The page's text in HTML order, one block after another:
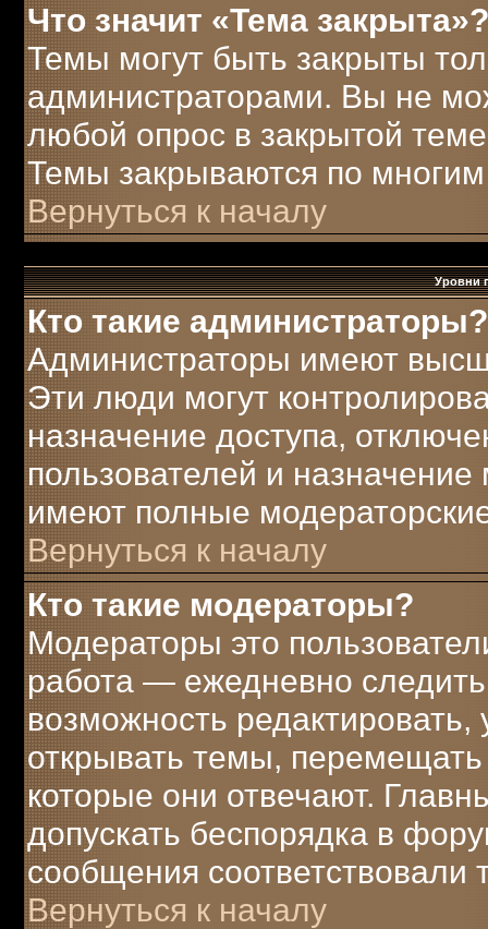
Что значит «Тема закрыта»?
Темы могут быть закрыты
администраторами. Вы не
любой опрос в закрытой
Темы закрываются по
Вернуться к началу
Уровни
Кто такие администраторы?
Администраторы имеют
Эти люди могут
назначение доступа,
пользователей и
имеют полные
Вернуться к началу
Кто такие модераторы?
Модераторы это
работа — ежедневно
возможность редактировать,
открывать темы,
которые они отвечают.
допускать беспорядка в
сообщения
Вернуться к началу